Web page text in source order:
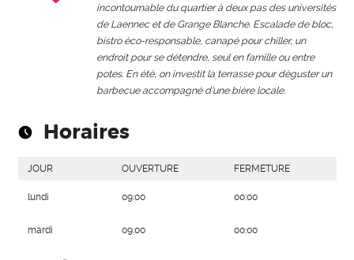
incontournable du quartier à deux pas des universités
de Laennec et de Grange Blanche. Escalade de bloc,
bistro éco-responsable, canapé pour chiller, un
endroit pour se détendre, seul en famille ou entre
potes. En été, on investit la terrasse pour déguster un
barbecue accompagné d'une bière locale.
Horaires
JOUR OUVERTURE FERMETURE
lundi 09:00 00:00
mardi 09:00 00:00